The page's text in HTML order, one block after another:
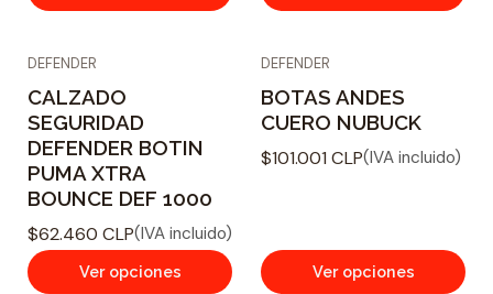
DEFENDER
CALZADO
SEGURIDAD
DEFENDER BOTIN
PUMA XTRA
BOUNCE DEF 1000
$62.460 CLP(IVA incluido)
Ver opciones
DEFENDER
BOTAS ANDES
CUERO NUBUCK
$101.001 CLP(IVA incluido)
Ver opciones